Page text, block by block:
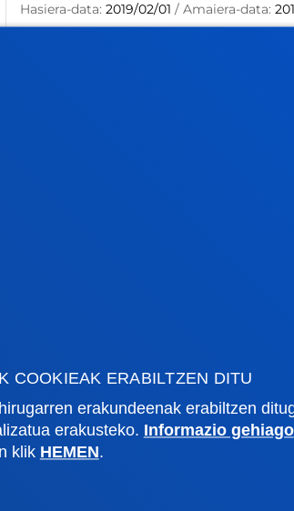
COOKIEAK ERABILTZEN DITU
erakundeenak erabiltzen
erakusteko. Informazio gehiago
klik HEMEN.
Hasiera-data: 2019/02/01 / Amaiera-data:
campusa